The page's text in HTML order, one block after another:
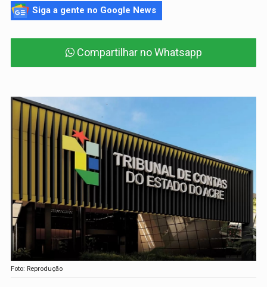
Siga a gente no Google News
Compartilhar no Whatsapp
Foto: Reprodução